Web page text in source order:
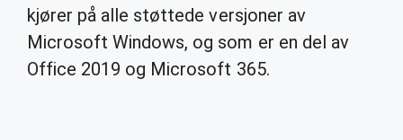
kjører på alle støttede versjoner av
Microsoft Windows, og som er en del av
Office 2019 og Microsoft 365.